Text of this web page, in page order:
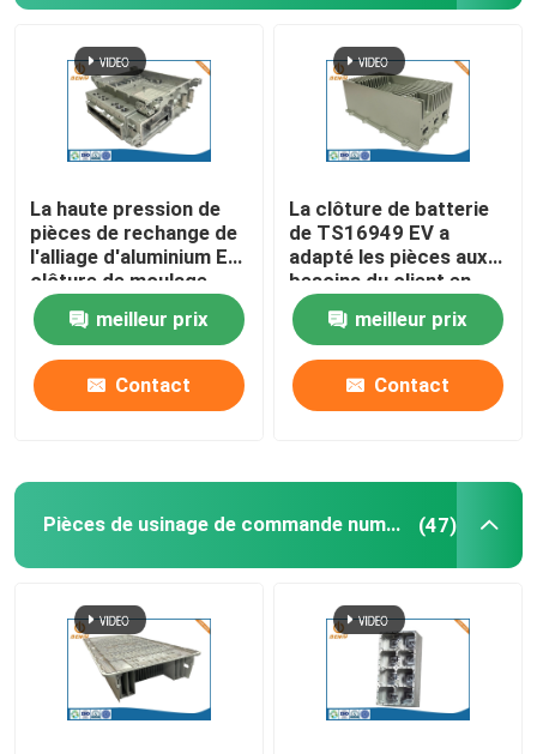
La haute pression de
pièces de rechange de
l'alliage d'aluminium EV
clôture de moulage
mécanique sous
pressionmeilleur prix
Contact
La clôture de batterie
de TS16949 EV a
adapté les pièces aux
besoins du client en
aluminium moulage
mécanique sous
pression
meilleur prix
Contact
Pièces de usinage de commande numérique par ordinateur (47)